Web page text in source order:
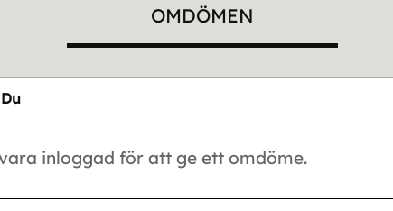
OMDÖMEN
Du